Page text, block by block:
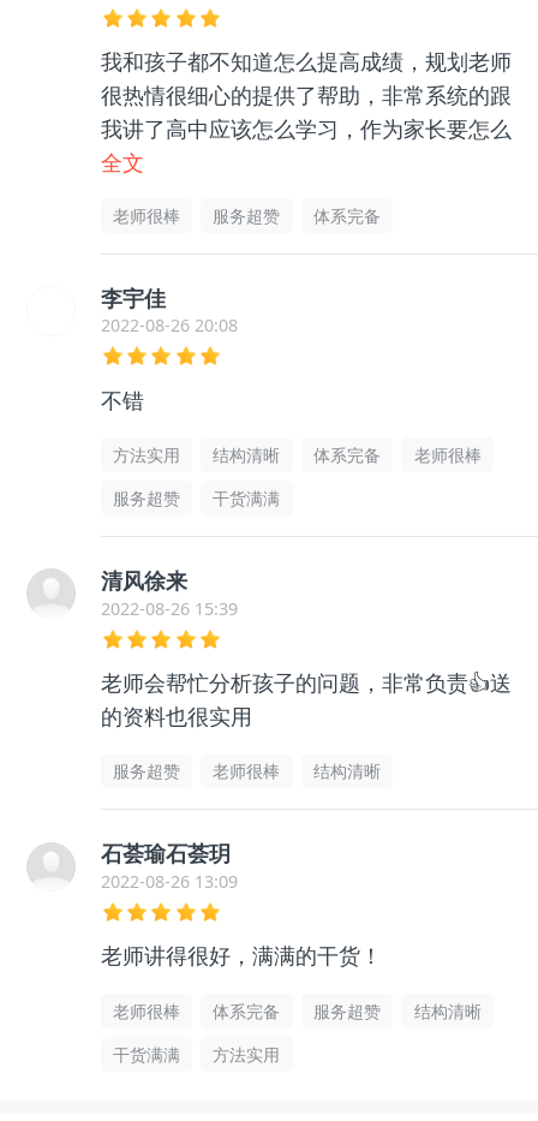
我和孩子都不知道怎么提高成绩，规划老师
很热情很细心的提供了帮助，非常系统的跟
我讲了高中应该怎么学习，作为家长要怎么
帮助孩子等等很多东西，孩子和我都没有那
用的
全文
老师很棒 服务超赞 体系完备
李宇佳
2022-08-26 20:08
不错
方法实用 结构清晰 体系完备
老师很棒
服务超赞
干货满满
清风徐来
2022-08-26 15:39
老师会帮忙分析孩子的问题，非常负责👍送
的资料也很实用
服务超赞 老师很棒 结构清晰
石荟瑜石荟玥
2022-08-26 13:09
老师讲得很好，满满的干货！
老师很棒 体系完备 服务超赞
结构清晰
干货满满
方法实用